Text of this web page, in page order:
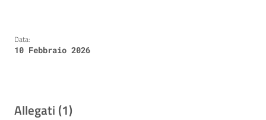
Data:
10 Febbraio 2026
Allegati (1)